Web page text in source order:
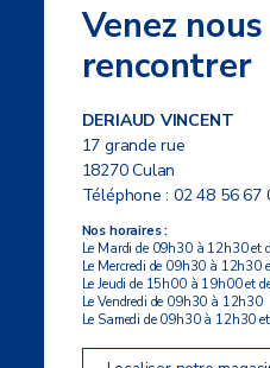
Venez nous
rencontrer
DERIAUD VINCENT
17 grande rue
18270 Culan
Téléphone :02 48 56 67
Nos horaires :
Le Mardi de 09h30 à 12h30 et
Le Mercredi de 09h30 à
Le Jeudi de 15h00 à 19h00 et
Le Vendredi de 09h30 à 12h30
Le Samedi de 09h30 à 12h30